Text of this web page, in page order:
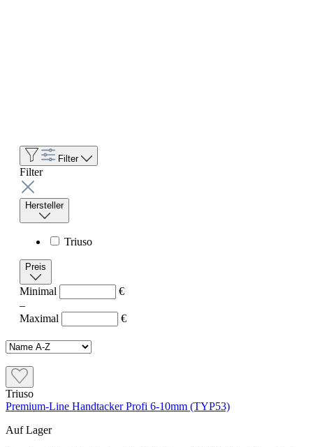
Filter
Filter
Hersteller
Triuso
Preis
Minimal
€
–
Maximal
€
Triuso
Premium-Line Handtacker Profi 6-10mm (TYP53)
Auf Lager